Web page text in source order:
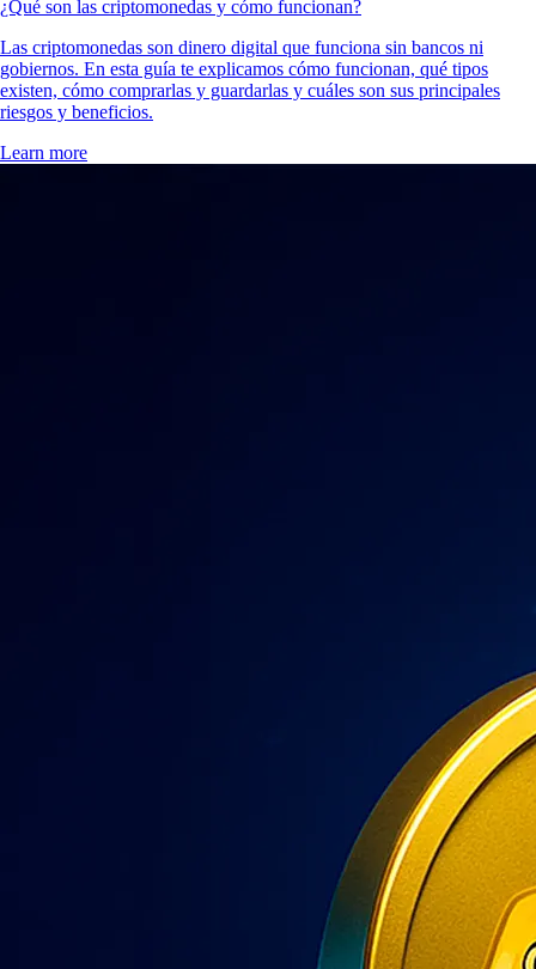
¿Qué son las criptomonedas y cómo funcionan?
Las criptomonedas son dinero digital que funciona sin bancos ni
gobiernos. En esta guía te explicamos cómo funcionan, qué tipos
existen, cómo comprarlas y guardarlas y cuáles son sus principales
riesgos y beneficios.
Learn more